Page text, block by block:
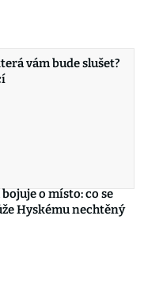
vám bude slušet?
o místo: co se
Hyskému nechtěný